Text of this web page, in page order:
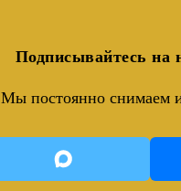
Подписывайтесь на
Мы постоянно снимаем